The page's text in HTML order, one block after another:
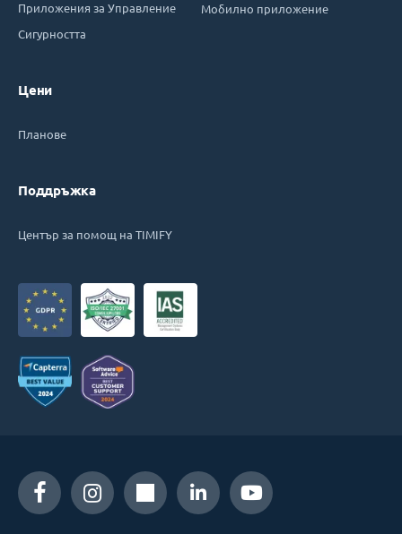
Приложения за Управление
Сигурността
Цени
Планове
Поддръжка
Център за помощ на TIMIFY
Мобилно приложение